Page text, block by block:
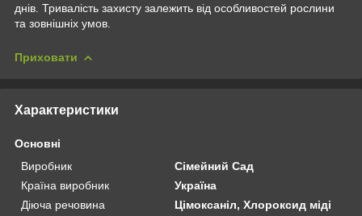
днів. Тривалість захисту залежить від особливостей рослини
та зовнішніх умов.
Приховати
Характеристики
Основні
Виробник
Сімейний Сад
Країна виробник
Україна
Діюча речовина
Цімоксаніл, Хлороксид міді